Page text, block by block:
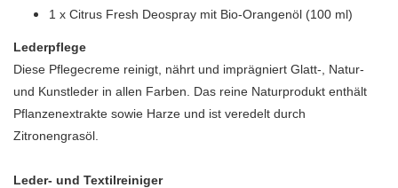
1 x Citrus Fresh Deospray mit Bio-Orangenöl (100 ml)
Lederpflege
Diese Pflegecreme reinigt, nährt und imprägniert Glatt-, Natur-
und Kunstleder in allen Farben. Das reine Naturprodukt enthält
Pflanzenextrakte sowie Harze und ist veredelt durch
Zitronengrasöl.
Leder- und Textilreiniger